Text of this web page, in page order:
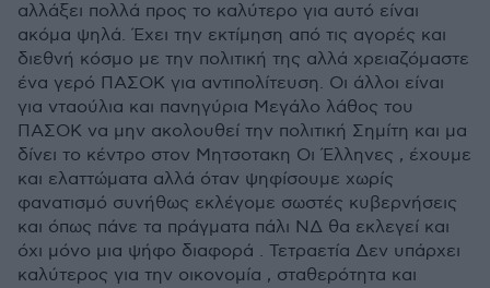
αλλάξει πολλά προς το καλύτερο για αυτό είναι
ακόμα ψηλά. Έχει την εκτίμηση από τις αγορές και
διεθνή κόσμο με την πολιτική της αλλά χρειαζόμαστε
ένα γερό ΠΑΣΟΚ για αντιπολίτευση. Οι άλλοι είναι
για νταούλια και πανηγύρια Μεγάλο λάθος του
ΠΑΣΟΚ να μην ακολουθεί την πολιτική Σημίτη και μα
δίνει το κέντρο στον Μητσοτακη Οι Έλληνες , έχουμε
και ελαττώματα αλλά όταν ψηφίσουμε χωρίς
φανατισμό συνήθως εκλέγομε σωστές κυβερνήσεις
και όπως πάνε τα πράγματα πάλι ΝΔ θα εκλεγεί και
όχι μόνο μια ψήφο διαφορά . Τετραετία Δεν υπάρχει
καλύτερος για την οικονομία , σταθερότητα και